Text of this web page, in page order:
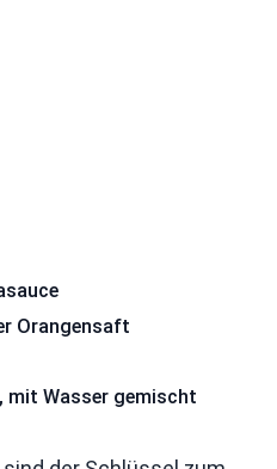
Orangensaft
mit Wasser gemischt